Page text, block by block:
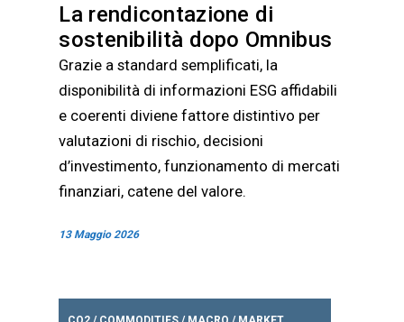
La rendicontazione di
sostenibilità dopo Omnibus
Grazie a standard semplificati, la
disponibilità di informazioni ESG affidabili
e coerenti diviene fattore distintivo per
valutazioni di rischio, decisioni
d’investimento, funzionamento di mercati
finanziari, catene del valore.
13 Maggio 2026